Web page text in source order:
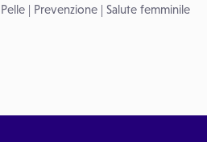
Pelle | Prevenzione | Salute femminile